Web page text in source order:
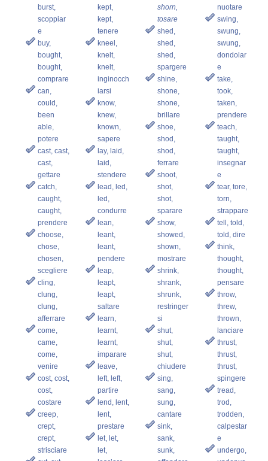
burst,
scoppiar
e
buy,
bought,
bought,
comprare
can,
could,
been
able,
potere
cast, cast,
cast,
gettare
catch,
caught,
caught,
prendere
choose,
chose,
chosen,
scegliere
cling,
clung,
clung,
afferrare
come,
came,
come,
venire
cost, cost,
cost,
costare
creep,
crept,
crept,
strisciare
kept,
kept,
tenere
kneel,
knelt,
knelt,
inginocch
iarsi
know,
knew,
known,
sapere
lay, laid,
laid,
stendere
lead, led,
led,
condurre
lean,
leant,
leant,
pendere
leap,
leapt,
leapt,
saltare
learn,
learnt,
learnt,
imparare
leave,
left, left,
partire
lend, lent,
lent,
prestare
let, let,
let,
shorn,
tosare
shed,
shed,
shed,
spargere
shine,
shone,
shone,
brillare
shoe,
shod,
shod,
ferrare
shoot,
shot,
shot,
sparare
show,
showed,
shown,
mostrare
shrink,
shrank,
shrunk,
restringer
si
shut,
shut,
shut,
chiudere
sing,
sang,
sung,
cantare
sink,
sank,
sunk,
nuotare
swing,
swung,
swung,
dondolar
e
take,
took,
taken,
prendere
teach,
taught,
taught,
insegnar
e
tear, tore,
torn,
strappare
tell, told,
told, dire
think,
thought,
thought,
pensare
throw,
threw,
thrown,
lanciare
thrust,
thrust,
thrust,
spingere
tread,
trod,
trodden,
calpestar
e
undergo,